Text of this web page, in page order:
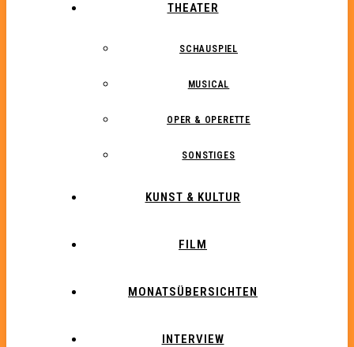
THEATER
SCHAUSPIEL
MUSICAL
OPER & OPERETTE
SONSTIGES
KUNST & KULTUR
FILM
MONATSÜBERSICHTEN
INTERVIEW